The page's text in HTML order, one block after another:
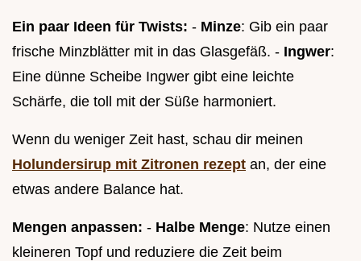
Ein paar Ideen für Twists: - Minze: Gib ein paar
frische Minzblätter mit in das Glasgefäß. - Ingwer:
Eine dünne Scheibe Ingwer gibt eine leichte
Schärfe, die toll mit der Süße harmoniert.
Wenn du weniger Zeit hast, schau dir meinen
Holundersirup mit Zitronen rezept an, der eine
etwas andere Balance hat.
Mengen anpassen: - Halbe Menge: Nutze einen
kleineren Topf und reduziere die Zeit beim